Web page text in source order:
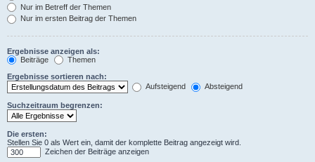
Nur im Betreff der Themen
Nur im ersten Beitrag der Themen
Ergebnisse anzeigen als:
Beiträge
Themen
Ergebnisse sortieren nach:
Aufsteigend
Absteigend
Suchzeitraum begrenzen:
Die ersten:
Stellen Sie 0 als Wert ein, damit der komplette Beitrag angezeigt wird.
Zeichen der Beiträge anzeigen